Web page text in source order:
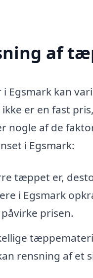
af
Egsmark kan
er en fast
nogle af de
i Egsmark:
tæppet er,
i Egsmark
prisen.
rensning af